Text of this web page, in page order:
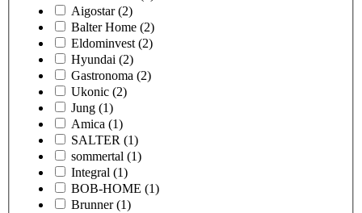
Aigostar (2)
Balter Home (2)
Eldominvest (2)
Hyundai (2)
Gastronoma (2)
Ukonic (2)
Jung (1)
Amica (1)
SALTER (1)
sommertal (1)
Integral (1)
BOB-HOME (1)
Brunner (1)